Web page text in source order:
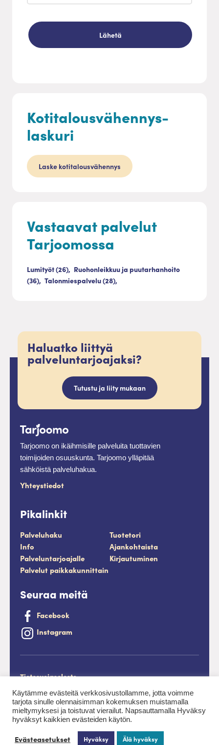
Vastaavat palvelut
Tarjoomossa
Lumityöt (26), Ruohonleikkuu ja puutarhanhoito
(36), Talonmiespalvelu (28),
Kotitalousvähennys-
laskuri
Laske kotitalousvähennys
Haluatko liittyä
palveluntarjoajaksi?
Tutustu ja liity mukaan
Tarjoomo on ikäihmisille palveluita tuottavien
toimijoiden osuuskunta. Tarjoomo ylläpitää
sähköistä palveluhakua.
Yhteystiedot
Pikalinkit
Palveluhaku
Tuotetori
Info
Ajankohtaista
Palveluntarjoajalle
Kirjautuminen
Palvelut paikkakunnittain
Seuraa meitä
Facebook
Instagram
Tietosuojaseloste
Saavutettavuusseloste
Evästeet
Palveluntuottajan kirjautuminen.
Käytämme evästeitä verkkosivustollamme, jotta voimme
tarjota sinulle olennaisimman kokemuksen muistamalla
mieltymyksesi ja toistuvat vierailut. Napsauttamalla Hyväksy
hyväksyt kaikkien evästeiden käytön.
Evästeasetukset Hyväksy Älä hyväksy